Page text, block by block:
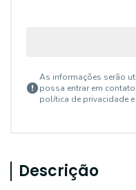
As informações serão
possa entrar em
política de privacidade
Descrição